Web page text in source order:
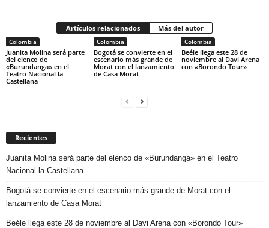
Artículos relacionados Más del autor
Colombia
Juanita Molina será parte
del elenco de
«Burundanga» en el
Teatro Nacional la
Castellana
Colombia
Bogotá se convierte en el
escenario más grande de
Morat con el lanzamiento
de Casa Morat
Colombia
Beéle llega este 28 de
noviembre al Davi Arena
con «Borondo Tour»
Recientes
Juanita Molina será parte del elenco de «Burundanga» en el Teatro
Nacional la Castellana
Bogotá se convierte en el escenario más grande de Morat con el
lanzamiento de Casa Morat
Beéle llega este 28 de noviembre al Davi Arena con «Borondo Tour»